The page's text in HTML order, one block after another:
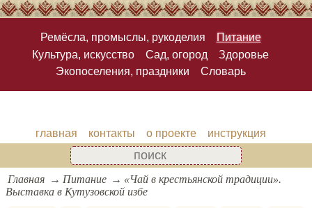
Ремёсла, промыслы, рукоделия
Питание
Культура, искусство
Сад, огород
Здоровье
Экопоселения, праздники
Словарь
главная контакты о проекте инструкция
Главная Питание
«Чай в крестьянской традиции».
Выставка в Кутузовской избе